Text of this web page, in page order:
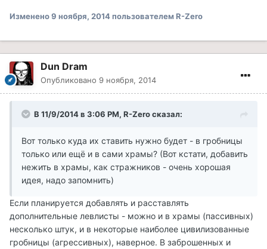
Изменено9 ноября, 2014пользователем R-Zero
Dun Dram
Опубликовано 9 ноября, 2014
В 11/9/2014 в 3:06 PM, R-Zero сказал:
Вот только куда их ставить нужно будет - в гробницы
только или ещё и в сами храмы? (Вот кстати, добавить
нежить в храмы, как стражников - очень хорошая
идея, надо запомнить)
Если планируется добавлять и расставлять
дополнительные левлисты - можно и в храмы (пассивных)
несколько штук, и в некоторые наиболее цивилизованные
гробницы (агрессивных), наверное. В заброшенных и